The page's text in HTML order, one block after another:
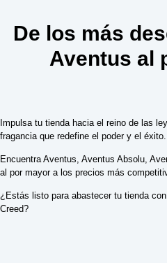
De los más
Aventus al
Impulsa tu tienda hacia el reino de las
fragancia que redefine el poder y el éxito.
Encuentra Aventus, Aventus Absolu,
al por mayor a los precios más
¿Estás listo para abastecer tu tienda
Creed?